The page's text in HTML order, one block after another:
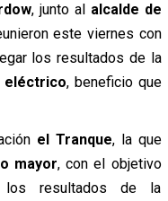
, junto al alcalde de
este viernes con
los resultados de la
eléctrico, beneficio que
el Tranque, la que
mayor, con el objetivo
los resultados de la